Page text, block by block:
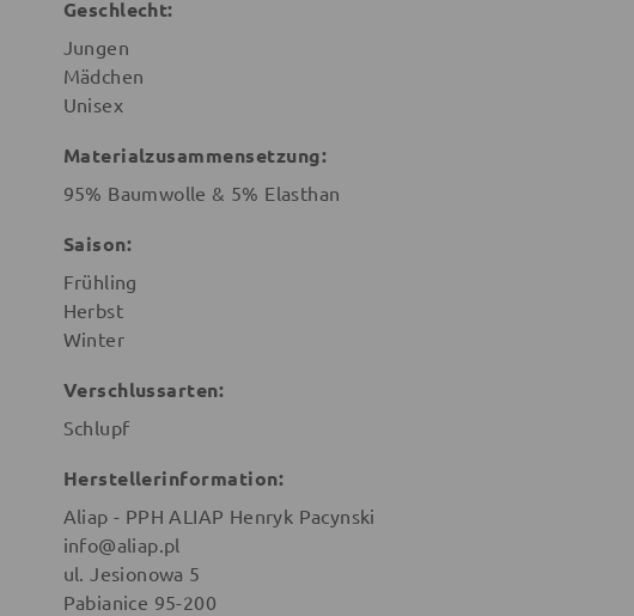
Geschlecht:
Jungen
Mädchen
Unisex
Materialzusammensetzung:
95% Baumwolle & 5% Elasthan
Saison:
Frühling
Herbst
Winter
Verschlussarten:
Schlupf
Herstellerinformation:
Aliap - PPH ALIAP Henryk Pacynski
info@aliap.pl
ul. Jesionowa 5
Pabianice 95-200